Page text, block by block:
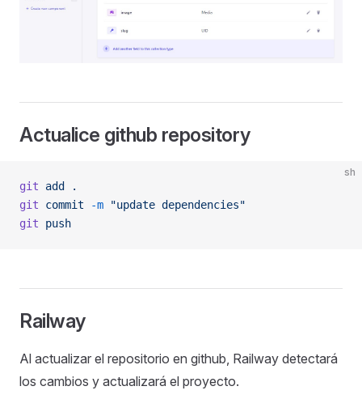
Actualice github repository
sh
git add
.
git commit -m "update dependencies"
git push
Railway
Al actualizar el repositorio en github, Railway detectará
los cambios y actualizará el proyecto.